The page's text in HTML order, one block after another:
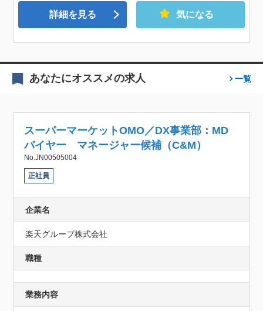
詳細を見る 気になる
あなたにオススメの求人 一覧
スーパーマーケットOMO／DX事業部：MD
バイヤー マネージャー候補（C&M）
No.JN00505004
正社員
企業名
楽天グループ株式会社
職種
業務内容